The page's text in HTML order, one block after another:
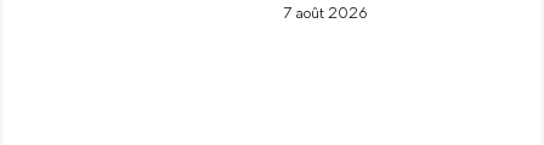
7 août 2026